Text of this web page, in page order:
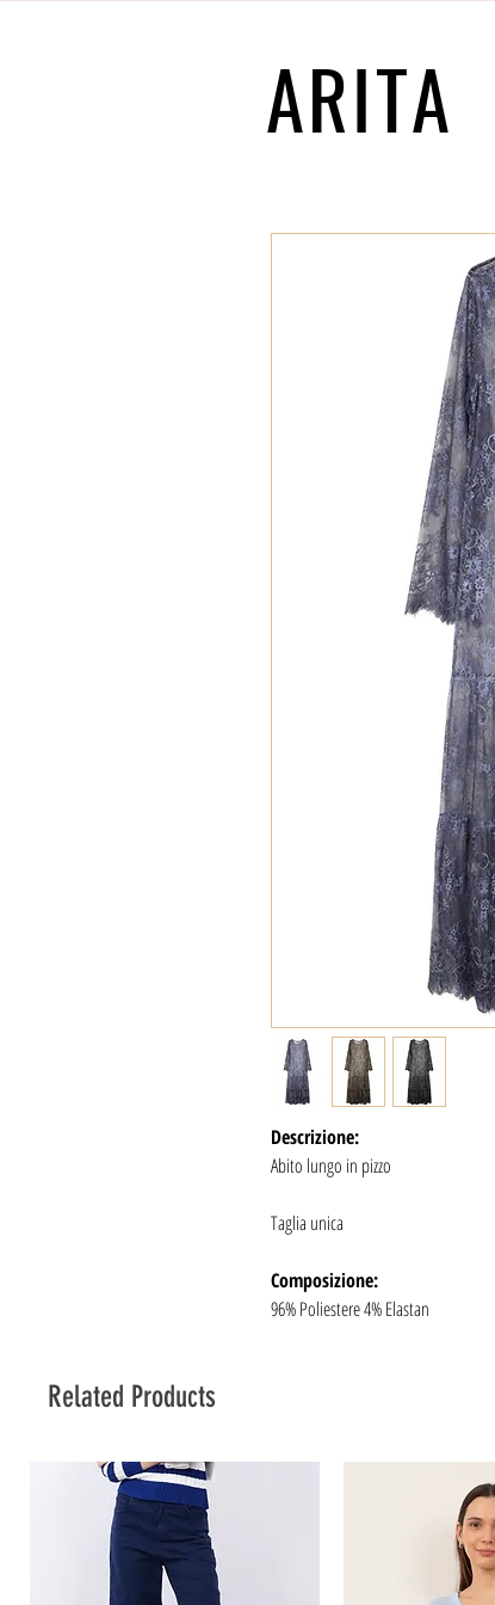
ARITA
Descrizione:
Abito lungo in pizzo
Taglia unica
Composizione:
96% Poliestere 4% Elastan
Related Products